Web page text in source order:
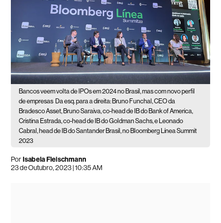
Bancos veem volta de IPOs em 2024 no Brasil, mas com novo perfil
de empresas Da esq. para a direita: Bruno Funchal, CEO da
Bradesco Asset, Bruno Saraiva, co-head de IB do Bank of America,
Cristina Estrada, co-head de IB do Goldman Sachs, e Leonado
Cabral, head de IB do Santander Brasil, no Bloomberg Línea Summit
2023
PorIsabela Fleischmann
23 de Outubro, 2023 | 10:35 AM